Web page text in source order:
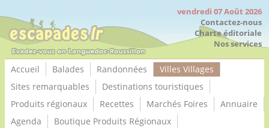
vendredi 07 Août 2026
Contactez-nous
Charte éditoriale
Nos services
Accueil Balades Randonnées
Villes Villages
Sites remarquables
Destinations touristiques
Produits régionaux
Recettes Marchés Foires
Annuaire
Agenda
Boutique Produits Régionaux